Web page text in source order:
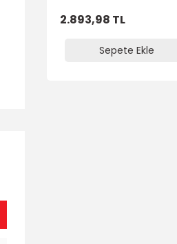
2.893,98 TL
Sepete Ekle